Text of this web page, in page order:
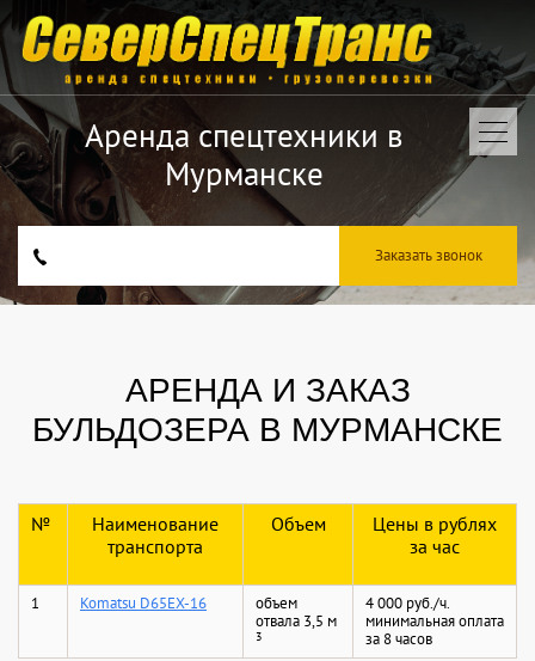
Аренда спецтехники в
Мурманске
Заказать звонок
АРЕНДА И ЗАКАЗ
БУЛЬДОЗЕРА В МУРМАНСКЕ
№
Наименование
транспорта
Объем
Цены в рублях
за час
1 Komatsu D65EX-16
объем
отвала 3,5 м
3
4 000 руб./ч.
минимальная оплата
за 8 часов